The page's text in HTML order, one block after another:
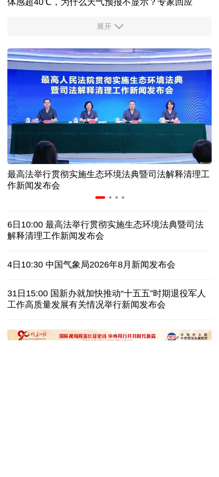
体感超40℃，为什么天气预报不显示？专家回应
服务实体经济 财政金融打出“组合拳”
31省份上半年外贸成绩单出炉 见证产业提质跃迁
比一张A4纸还要薄！我国高端钢材迎来密集突破
让药品更好触达患者 多款新药选择网络平台首发
7月份中国仓储指数保持扩张 行业运行韧性较强
金价大反弹！黄金以旧换新业务火热，记者探访
特朗普再签行政令 禁止“生育旅游”收紧“出生公民权”
伊朗拟禁止敌对方通行霍尔木兹海峡 对违规者重罚
美参议院委员会投票认定传染病专家福奇藐视国会
展开
最高法举行贯彻实施生态环境法典暨司法解释清理工
作新闻发布会
6日10:00 最高法举行贯彻实施生态环境法典暨司法
解释清理工作新闻发布会
4日10:30 中国气象局2026年8月新闻发布会
31日15:00 国新办就加快推动“十五五”时期退役军人
工作高质量发展有关情况举行新闻发布会